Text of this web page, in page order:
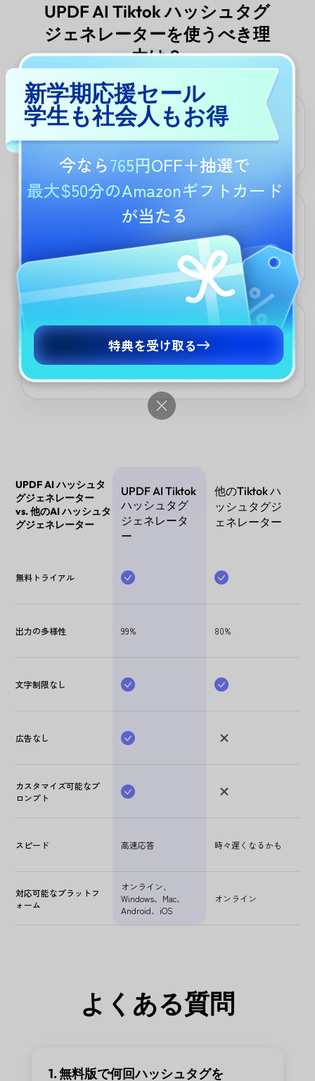
UPDF AI Tiktok ハッシュタグ
ジェネレーターを使うべき理
由は？
動画のリーチを拡大
適切なハッシュタグで「見てほしい人」に確実リーチ！自然な形
で再生回数アップ＆いいね・フォロワー増加につながります。
様々なコンテンツタイプに対応
15秒ダンス・HowTo動画・コメディ演技...UPDF AIが「投稿/リー
ル/ストーリー」それぞれに最適なハッシュタグを自動チューニ
ング。
無料で利用開始
初期費用ゼロで使えるオンラインハッシュタグ生成ツール。
TikTokで成長したい全ての人へ、プロ並みのタグ戦略を気軽にス
UPDF AI ハッシュタ
グジェネレーター
vs. 他のAI ハッシュタ
グジェネレーター
UPDF AI Tiktok
ハッシュタグ
ジェネレータ
ー
他のTiktok ハ
ッシュタグジ
ェネレーター
無料トライアル
出力の多様性 99% 80%
文字制限なし
広告なし
カスタマイズ可能なプ
ロンプト
スピード 高速応答 時々遅くなるかも
対応可能なプラットフ
ォーム
オンライン、
Windows、Mac、
Android、iOS
オンライン
よくある質問
1. 無料版で何回ハッシュタグを
新学期応援セール
学生も社会人もお得
今なら765円OFF＋抽選で
最大$50分のAmazonギフトカード
が当たる
特典を受け取る